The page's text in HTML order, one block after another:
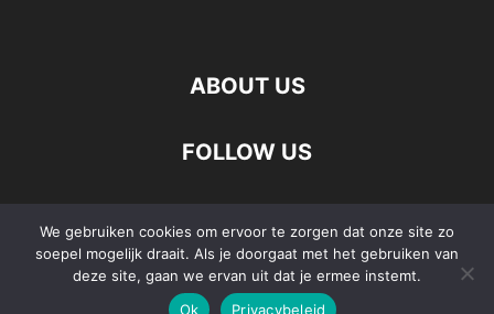
ABOUT US
FOLLOW US
Wonen Lifestyle Vrije Tijd cursus Duits Eindhoven
We gebruiken cookies om ervoor te zorgen dat onze site zo
soepel mogelijk draait. Als je doorgaat met het gebruiken van
deze site, gaan we ervan uit dat je ermee instemt.
Ok
Privacybeleid